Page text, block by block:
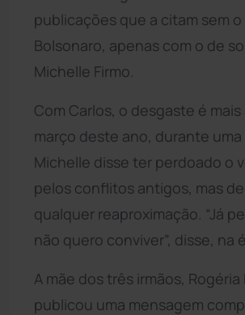
publicações que a citam sem
Bolsonaro, apenas com o de
Michelle Firmo.
Com Carlos, o desgaste é
março deste ano, durante
Michelle disse ter perdoado o
pelos conflitos antigos, mas
qualquer reaproximação. “Já
não quero conviver”, disse, na
A mãe dos três irmãos, Rogéria
publicou uma mensagem